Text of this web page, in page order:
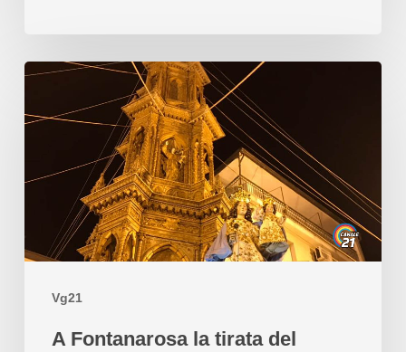
Vg21
A Fontanarosa la tirata del